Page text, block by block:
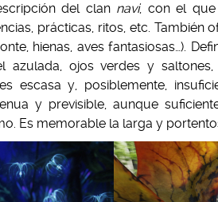
del clan navi, con el que
prácticas, ritos, etc. También
hienas, aves fantasiosas…).
ojos verdes y
escasa y, posiblemente,
y previsible, aunque
Es memorable la larga y